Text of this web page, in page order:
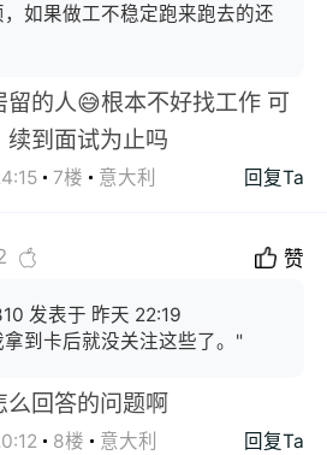
如果做工不稳定跑来跑去的还
留的人😅根本不好找工作 可
续到面试为止吗
7楼 意大利 回复Ta
赞
发表于 昨天 22:19
到卡后就没关注这些了。"
么回答的问题啊
8楼 意大利 回复Ta